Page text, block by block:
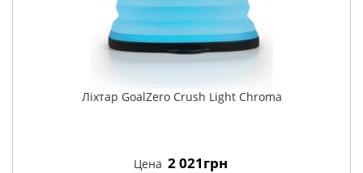
Ліхтар GoalZero Crush Light Chroma
Цена 2 021грн